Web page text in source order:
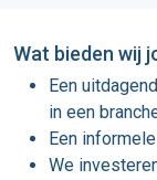
Wat bieden wij
Een
in een
Een
We